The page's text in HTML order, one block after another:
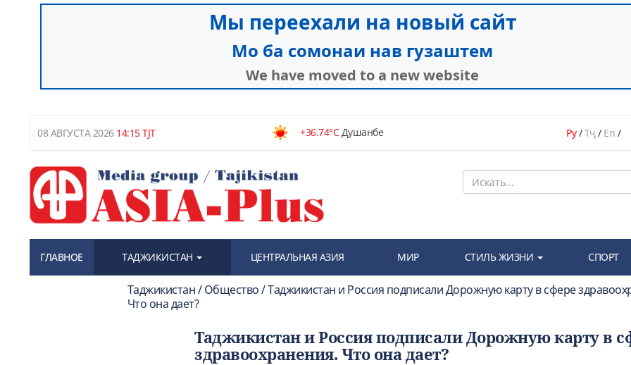
08 АВГУСТА 202614:15 TJT +36.74°CДушанбе Ру/Тҷ/ En /
ГЛАВНОЕ ТАДЖИКИСТАН ЦЕНТРАЛЬНАЯ АЗИЯ МИР СТИЛЬ ЖИЗНИ СПОРТ
Таджикистан / Общество / Таджикистан и Россия подписали Дорожную карту в сфере
Что она дает?
Таджикистан и Россия подписали Дорожную карту в
здравоохранения. Что она дает?